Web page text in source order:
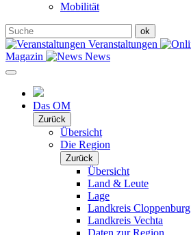
Mobilität
Veranstaltungen
Magazin
News
Das OM
Zurück
Übersicht
Die Region
Zurück
Übersicht
Land & Leute
Lage
Landkreis Cloppenburg
Landkreis Vechta
Daten zur Region